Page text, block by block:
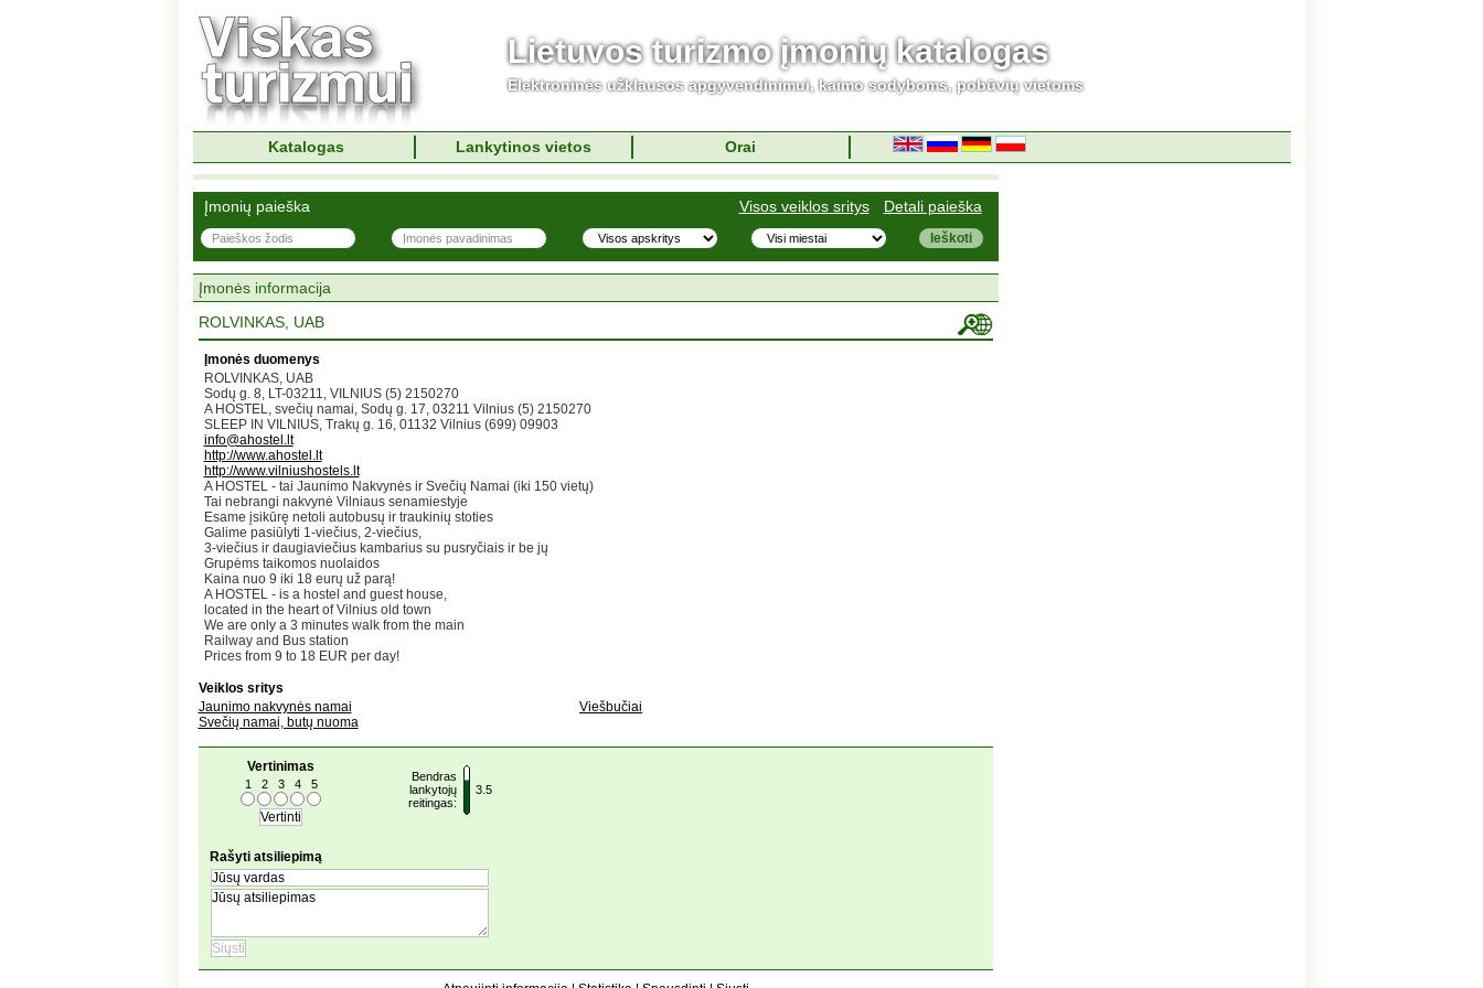
Lietuvos turizmo įmonių katalogas
Elektroninės užklausos apgyvendinimui, kaimo sodyboms, pobūvių vietoms
Katalogas Lankytinos vietos Orai
Visos veiklos sritys Detali paieška
Įmonių paieška
Įmonės informacija
ROLVINKAS, UAB
Įmonės duomenys
ROLVINKAS, UAB
Sodų g. 8, LT-03211, VILNIUS (5) 2150270
A HOSTEL, svečių namai, Sodų g. 17, 03211 Vilnius (5) 2150270
SLEEP IN VILNIUS, Trakų g. 16, 01132 Vilnius (699) 09903
info@ahostel.lt
http://www.ahostel.lt
http://www.vilniushostels.lt
A HOSTEL - tai Jaunimo Nakvynės ir Svečių Namai (iki 150 vietų)
Tai nebrangi nakvynė Vilniaus senamiestyje
Esame įsikūrę netoli autobusų ir traukinių stoties
Galime pasiūlyti 1-viečius, 2-viečius,
3-viečius ir daugiaviečius kambarius su pusryčiais ir be jų
Grupėms taikomos nuolaidos
Kaina nuo 9 iki 18 eurų už parą!
A HOSTEL - is a hostel and guest house,
located in the heart of Vilnius old town
We are only a 3 minutes walk from the main
Railway and Bus station
Prices from 9 to 18 EUR per day!
Veiklos sritys
Jaunimo nakvynės namai
Svečių namai, butų nuoma
Viešbučiai
Vertinimas
1 2 3 4 5
Bendras
lankytojų
reitingas:
3.5
Rašyti atsiliepimą